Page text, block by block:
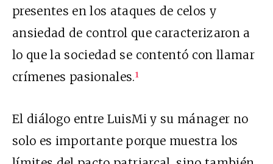
presentes en los ataques de celos y
ansiedad de control que caracterizaron a
lo que la sociedad se contentó con llamar
crímenes pasionales.1
El diálogo entre LuisMi y su mánager no
solo es importante porque muestra los